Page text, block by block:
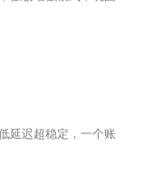
延迟超稳定，一个账